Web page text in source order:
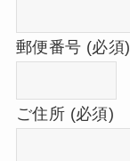
郵便番号 (必須)
ご住所 (必須)